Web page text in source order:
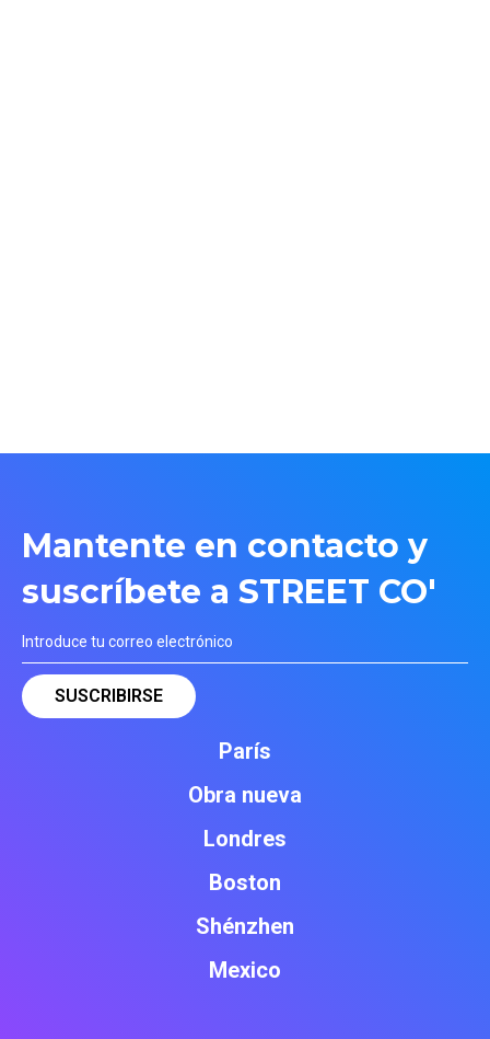
Mantente en contacto y
suscríbete a STREET CO'
París
Obra nueva
Londres
Boston
Shénzhen
Mexico